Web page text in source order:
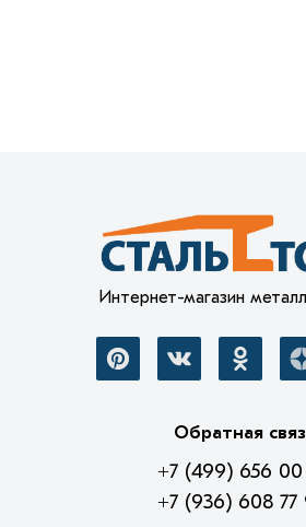
Интернет-магазин
Обратная
+7 (499) 656
+7 (936) 608 77